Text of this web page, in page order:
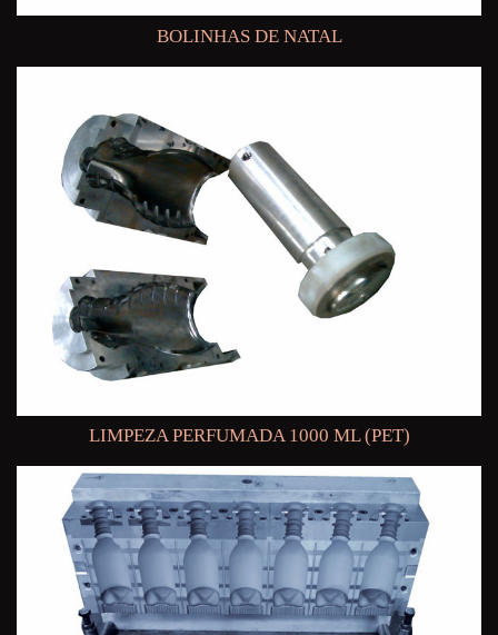
BOLINHAS DE NATAL
LIMPEZA PERFUMADA 1000 ML (PET)